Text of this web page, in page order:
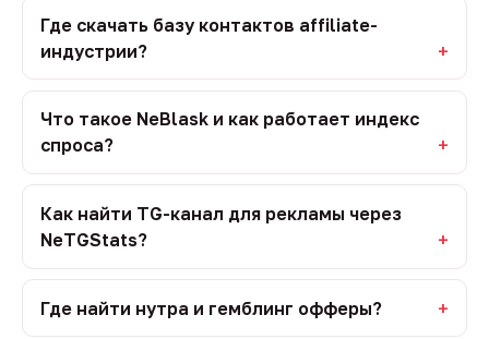
Где скачать базу контактов affiliate-
индустрии?
Что такое NeBlask и как работает индекс
спроса?
Как найти TG-канал для рекламы через
NeTGStats?
Где найти нутра и гемблинг офферы?